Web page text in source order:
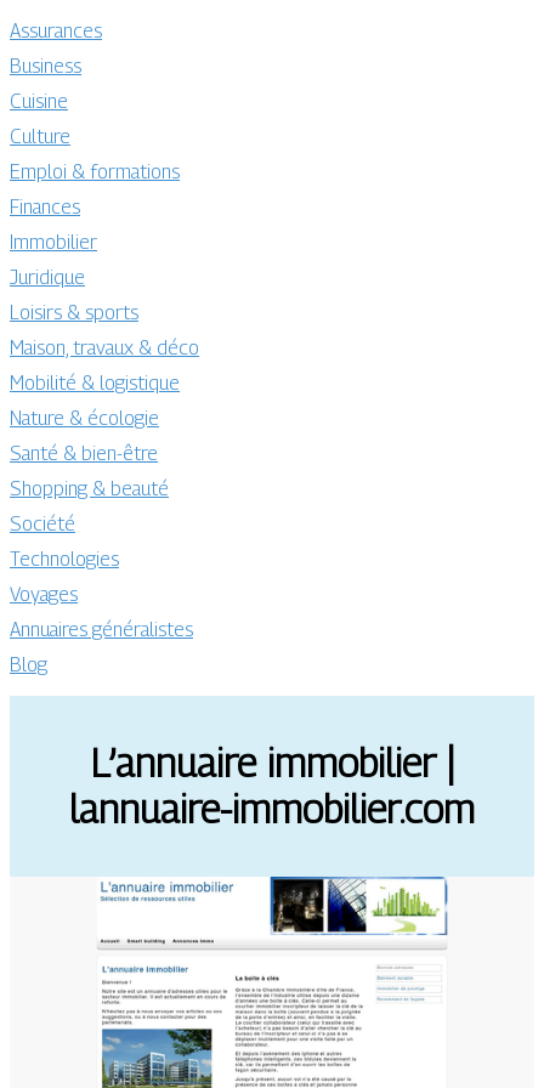
Assurances
Business
Cuisine
Culture
Emploi & formations
Finances
Immobilier
Juridique
Loisirs & sports
Maison, travaux & déco
Mobilité & logistique
Nature & écologie
Santé & bien-être
Shopping & beauté
Société
Technologies
Voyages
Annuaires généralistes
Blog
L’annuaire immobilier |
lannuaire-immobilier.com